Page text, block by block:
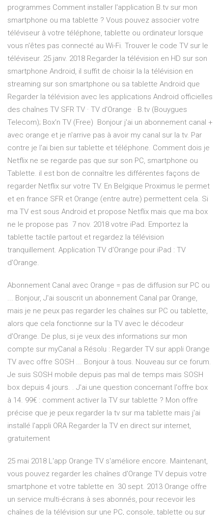
programmes Comment installer l'application B.tv sur mon
smartphone ou ma tablette ? Vous pouvez associer votre
téléviseur à votre téléphone, tablette ou ordinateur lorsque
vous n'êtes pas connecté au Wi-Fi. Trouver le code TV sur le
téléviseur. 25 janv. 2018 Regarder la télévision en HD sur son
smartphone Android, il suffit de choisir la la télévision en
streaming sur son smartphone ou sa tablette Android que
Regarder la télévision avec les applications Android officielles
des chaînes TV SFR TV · TV d'Orange · B.tv (Bouygues
Telecom); Box'n TV (Free) Bonjour j'ai un abonnement canal +
avec orange et je n'arrive pas à avoir my canal sur la tv. Par
contre je l'ai bien sur tablette et téléphone. Comment dois je
Netflix ne se regarde pas que sur son PC, smartphone ou
Tablette. il est bon de connaître les différentes façons de
regarder Netflix sur votre TV. En Belgique Proximus le permet
et en france SFR et Orange (entre autre) permettent cela. Si
ma TV est sous Android et propose Netflix mais que ma box
ne le propose pas 7 nov. 2018 votre iPad. Emportez la
tablette tactile partout et regardez la télévision
tranquillement. Application TV d'Orange pour iPad : ‎TV
d'Orange.
Abonnement Canal avec Orange = pas de diffusion sur PC ou
... Bonjour, J'ai souscrit un abonnement Canal par Orange,
mais je ne peux pas regarder les chaînes sur PC ou tablette,
alors que cela fonctionne sur la TV avec le décodeur
d'Orange. De plus, si je veux des informations sur mon
compte sur myCanal a Résolu : Regarder TV sur appli Orange
TV avec offre SOSH ... Bonjour à tous. Nouveau sur ce forum.
Je suis SOSH mobile depuis pas mal de temps mais SOSH
box depuis 4 jours. . J'ai une question concernant l'offre box
à 14. 99€ : comment activer la TV sur tablette ? Mon offre
précise que je peux regarder la tv sur ma tablette mais j'ai
installé l'appli ORA Regarder la TV en direct sur internet,
gratuitement
25 mai 2018 L'app Orange TV s'améliore encore. Maintenant,
vous pouvez regarder les chaînes d'Orange TV depuis votre
smartphone et votre tablette en 30 sept. 2013 Orange offre
un service multi-écrans à ses abonnés, pour recevoir les
chaînes de la télévision sur une PC, console, tablette ou sur